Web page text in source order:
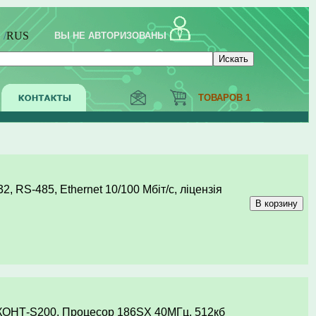
/RUS ВЫ НЕ АВТОРИЗОВАНЫ
ТОВАРОВ 1
485, Ethernet 10/100 Мбіт/с, ліцензія
S200. Процесор 186SX 40МГц, 512кб